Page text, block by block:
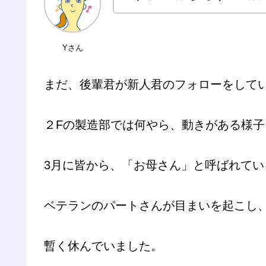
Yさん
まだ、後輩君が新人君のフォローをして
２Fの製造部では何やら、動きがある様子
3月に皆から、「お母さん」と呼ばれてい
ベテランのパートさんが目まいを起こし、
暫く休んでいました。